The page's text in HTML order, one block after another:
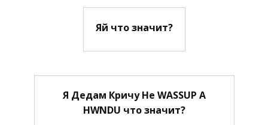
Яй что значит?
Я Дедам Кричу Не WASSUP А
HWNDU что значит?